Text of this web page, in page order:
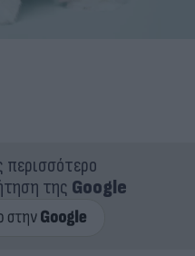
περισσότερο
της Google